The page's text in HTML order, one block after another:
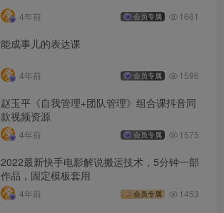
4年前 会员专属 1661
能成事儿的表达课
4年前 会员专属 1596
赵玉平《自我管理+团队管理》组合课抖音同
款视频资源
4年前 会员专属 1575
2022最新快手电影解说搬运技术，5分钟一部
作品，固定模板套用
4年前 会员专属 1453